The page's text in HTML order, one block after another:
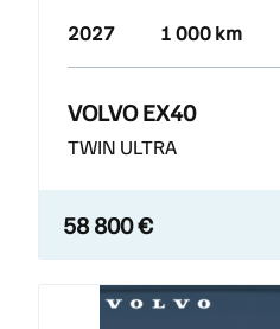
2027 1 000 km
VOLVO EX40
TWIN ULTRA
58 800 €